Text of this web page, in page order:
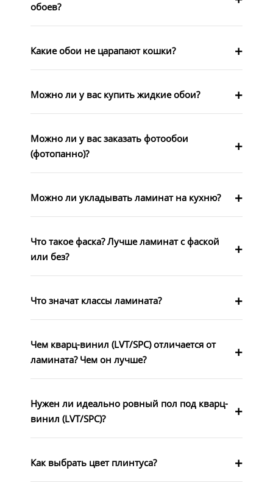
обоев?
Какие обои не царапают кошки?
Можно ли у вас купить жидкие обои?
Можно ли у вас заказать фотообои
(фотопанно)?
Можно ли укладывать ламинат на кухню?
Что такое фаска? Лучше ламинат с фаской
или без?
Что значат классы ламината?
Чем кварц-винил (LVT/SPC) отличается от
ламината? Чем он лучше?
Нужен ли идеально ровный пол под кварц-
винил (LVT/SPC)?
Как выбрать цвет плинтуса?